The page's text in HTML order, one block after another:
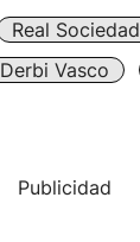
Real Sociedad
Derbi Vasco
Publicidad